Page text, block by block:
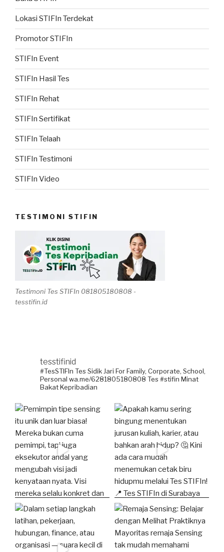
Lokasi STIFIn Terdekat
Promotor STIFIn
STIFIn Event
STIFIn Hasil Tes
STIFIn Rehat
STIFIn Sertifikat
STIFIn Telaah
STIFIn Testimoni
STIFIn Video
TESTIMONI STIFIN
Testimoni Tes STIFIn 081805180808 -
tesstifin.id
tesstifinid
#TesSTIFIn Tes Sidik Jari For Family, Corporate, School,
Personal wa.me/6281805180808 Tes #stifin Minat
Bakat Kepribadian